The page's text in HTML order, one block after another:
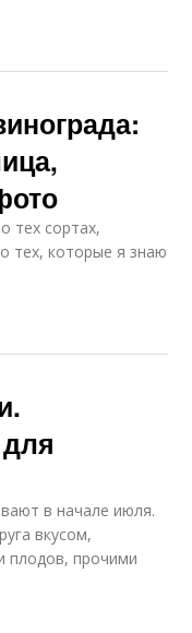
тех сортах,
тех, которые я знаю
в начале июля.
вкусом,
плодов, прочими